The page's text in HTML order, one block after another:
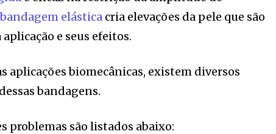
bandagem elástica cria elevações da pele que são
e seus efeitos.
aplicações biomecânicas, existem diversos
bandagens.
problemas são listados abaixo: